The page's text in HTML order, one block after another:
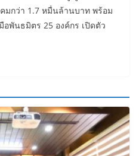
มกว่า 1.7 หมื่นล้านบาท พร้อม
อพันธมิตร 25 องค์กร เปิดตัว